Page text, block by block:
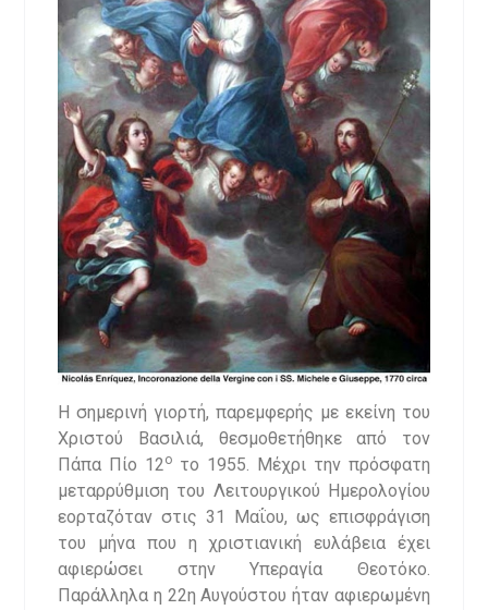
Η σημερινή γιορτή, παρεμφερής με εκείνη του
Χριστού Βασιλιά, θεσμοθετήθηκε από τον
Πάπα Πίο 12ο το 1955. Μέχρι την πρόσφατη
μεταρρύθμιση του Λειτουργικού Ημερολογίου
εορταζόταν στις 31 Μαΐου, ως επισφράγιση
του μήνα που η χριστιανική ευλάβεια έχει
αφιερώσει στην Υπεραγία Θεοτόκο.
Παράλληλα η 22η Αυγούστου ήταν αφιερωμένη